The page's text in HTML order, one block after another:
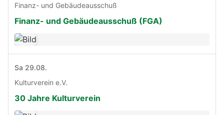
Finanz- und Gebäudeausschuß
Finanz- und Gebäudeausschuß (FGA)
Sa 29.08.
Kulturverein e.V.
30 Jahre Kulturverein